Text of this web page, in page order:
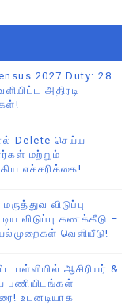
2027 Duty: 28
அதிரடி
Delete செய்ய
மற்றும்
எச்சரிக்கை!
விடுப்பு
விடுப்பு கணக்கீடு –
வெளியீடு!
பள்ளியில் ஆசிரியர் &
பணியிடங்கள்
உடனடியாக